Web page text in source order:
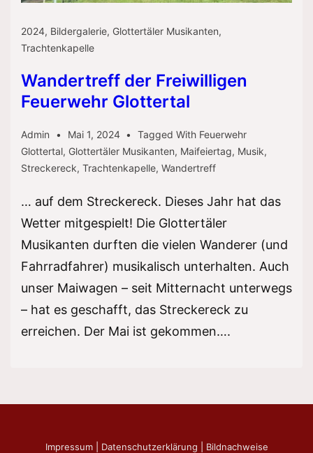
2024, Bildergalerie, Glottertäler Musikanten,
Trachtenkapelle
Wandertreff der Freiwilligen
Feuerwehr Glottertal
Admin Mai 1, 2024 Tagged With Feuerwehr
Glottertal, Glottertäler Musikanten, Maifeiertag, Musik,
Streckereck, Trachtenkapelle, Wandertreff
… auf dem Streckereck. Dieses Jahr hat das
Wetter mitgespielt! Die Glottertäler
Musikanten durften die vielen Wanderer (und
Fahrradfahrer) musikalisch unterhalten. Auch
unser Maiwagen – seit Mitternacht unterwegs
– hat es geschafft, das Streckereck zu
erreichen. Der Mai ist gekommen….
Impressum| Datenschutzerklärung Bildnachweise